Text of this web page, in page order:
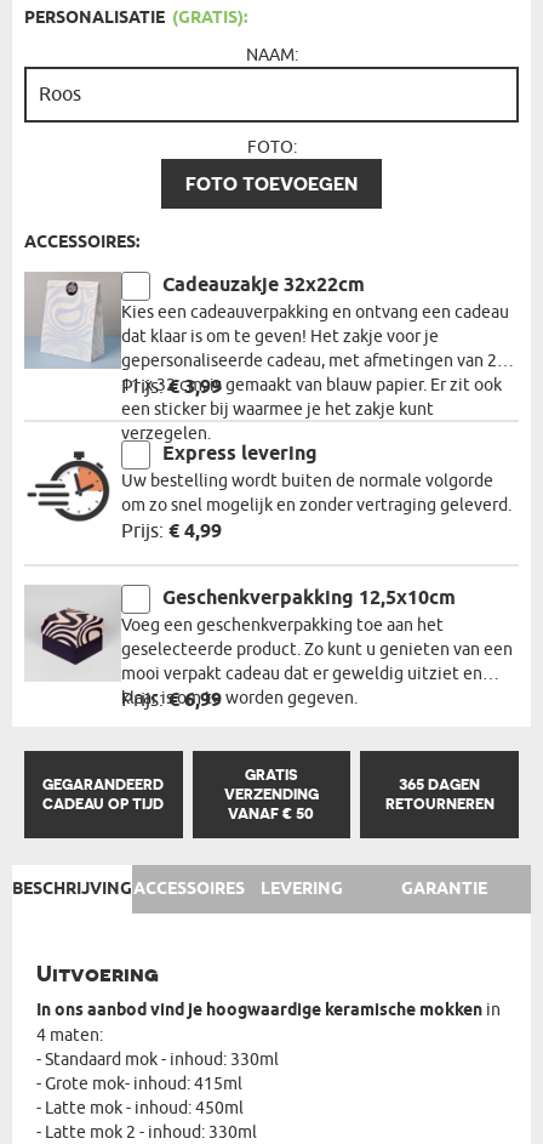
PERSONALISATIE (GRATIS):
NAAM:
FOTO:
FOTO TOEVOEGEN
ACCESSOIRES:
Cadeauzakje 32x22cm
Kies een cadeauverpakking en ontvang een cadeau
dat klaar is om te geven! Het zakje voor je
gepersonaliseerde cadeau, met afmetingen van 22 x
11 x 32 cm, is gemaakt van blauw papier. Er zit ook
een sticker bij waarmee je het zakje kunt
verzegelen.
Prijs:€ 3,99
Express levering
Uw bestelling wordt buiten de normale volgorde
om zo snel mogelijk en zonder vertraging geleverd.
Prijs: € 4,99
Geschenkverpakking 12,5x10cm
Voeg een geschenkverpakking toe aan het
geselecteerde product. Zo kunt u genieten van een
mooi verpakt cadeau dat er geweldig uitziet en
klaar is om te worden gegeven.
Prijs:€ 6,99
GEGARANDEERD
CADEAU OP TIJD
GRATIS
VERZENDING
VANAF € 50
365 DAGEN
RETOURNEREN
BESCHRIJVINGACCESSOIRES LEVERING GARANTIE
Uitvoering
In ons aanbod vind je hoogwaardige keramische mokken in
4 maten:
- Standaard mok - inhoud: 330ml
- Grote mok- inhoud: 415ml
- Latte mok - inhoud: 450ml
- Latte mok 2 - inhoud: 330ml